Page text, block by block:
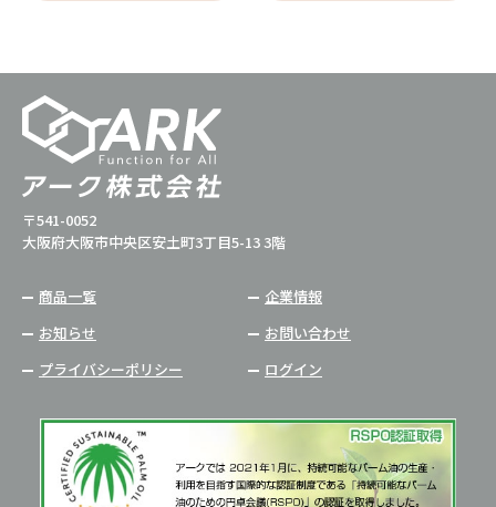
〒541-0052
大阪府大阪市中央区安土町3丁目5-13 3階
商品一覧
企業情報
お知らせ
お問い合わせ
プライバシーポリシー
ログイン